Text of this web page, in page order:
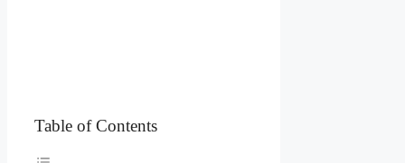
Table of Contents